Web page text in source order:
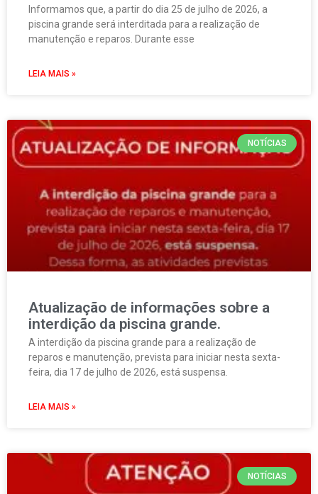
Informamos que, a partir do dia 25 de julho de 2026, a
piscina grande será interditada para a realização de
manutenção e reparos. Durante esse
LEIA MAIS »
NOTÍCIAS
Atualização de informações sobre a
interdição da piscina grande.
A interdição da piscina grande para a realização de
reparos e manutenção, prevista para iniciar nesta sexta-
feira, dia 17 de julho de 2026, está suspensa.
LEIA MAIS »
NOTÍCIAS